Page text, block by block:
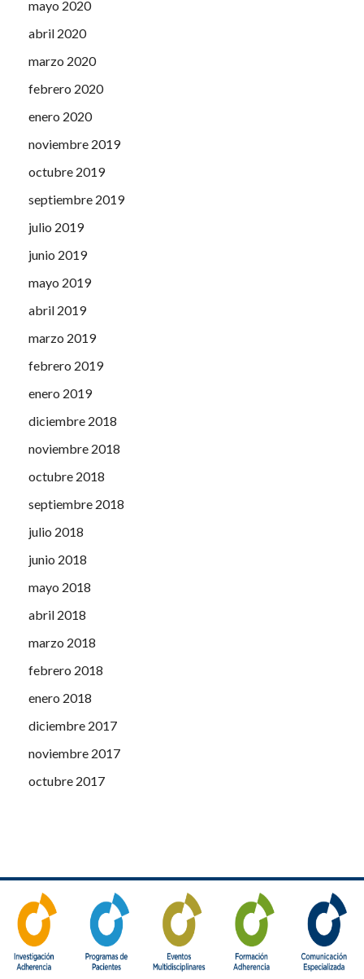
mayo 2020
abril 2020
marzo 2020
febrero 2020
enero 2020
noviembre 2019
octubre 2019
septiembre 2019
julio 2019
junio 2019
mayo 2019
abril 2019
marzo 2019
febrero 2019
enero 2019
diciembre 2018
noviembre 2018
octubre 2018
septiembre 2018
julio 2018
junio 2018
mayo 2018
abril 2018
marzo 2018
febrero 2018
enero 2018
diciembre 2017
noviembre 2017
octubre 2017